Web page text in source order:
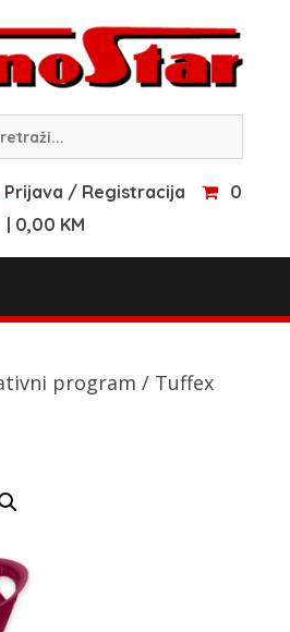
Prijava / Registracija
0
| 0,00 KM
program / Tuffex